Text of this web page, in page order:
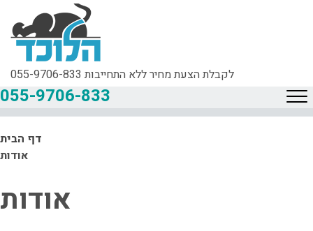
לקבלת הצעת מחיר ללא התחייבות 055-9706-833
055-9706-833
דף הבית
אודות
אודות